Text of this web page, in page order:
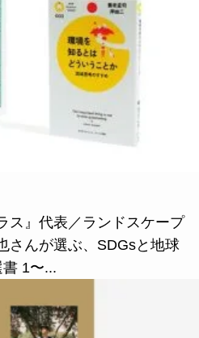
ス』代表／ランドスケープ
さんが選ぶ、SDGsと地球
1〜...